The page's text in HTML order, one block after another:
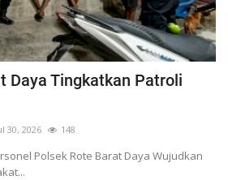
Daya Tingkatkan Patroli
30, 2026 148
Polsek Rote Barat Daya Wujudkan